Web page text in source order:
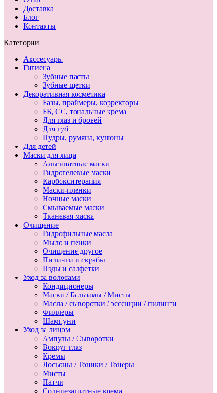
Доставка
Блог
Контакты
Категории
Акссесуары
Гигиена
Зубные пасты
Зубные щетки
Декоративная косметика
Базы, праймеры, корректоры
ББ, СС, тональные крема
Для глаз и бровей
Для губ
Пудры, румяна, кушоны
Для детей
Маски для лица
Альгинатные маски
Гидрогелевые маски
Карбокситерапия
Маски-пленки
Ночные маски
Смываемые маски
Тканевая маска
Очищение
Гидрофильные масла
Мыло и пенки
Очищение другое
Пилинги и скрабы
Пэды и салфетки
Уход за волосами
Кондиционеры
Маски / Бальзамы / Мисты
Масла / сыворотки / эссенции / пилинги
Филлеры
Шампуни
Уход за лицом
Ампулы / Сыворотки
Вокруг глаз
Кремы
Лосьоны / Тоники / Тонеры
Мисты
Патчи
Солнцезащитные крема